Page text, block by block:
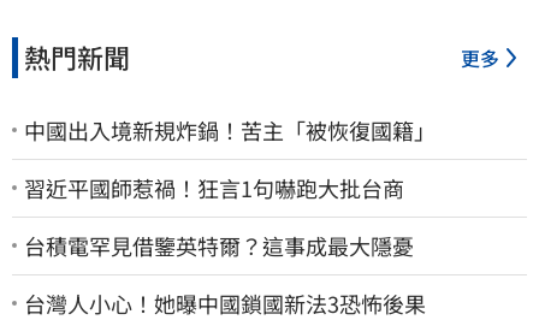
熱門新聞 更多
中國出入境新規炸鍋！苦主「被恢復國籍」
習近平國師惹禍！狂言1句嚇跑大批台商
台積電罕見借鑒英特爾？這事成最大隱憂
台灣人小心！她曝中國鎖國新法3恐怖後果